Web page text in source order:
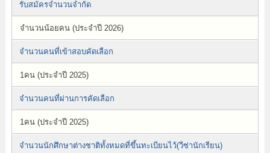
รับสมัครจำนวนจำกัด
จำนวนน้อยคน (ประจำปี 2026)
จำนวนคนที่เข้าสอบคัดเลือก
1คน (ประจำปี 2025)
จำนวนคนที่ผ่านการคัดเลือก
1คน (ประจำปี 2025)
จำนวนนักศึกษาต่างชาติทั้งหมดที่ขึ้นทะเบียนไว้(วีซ่านักเรียน)